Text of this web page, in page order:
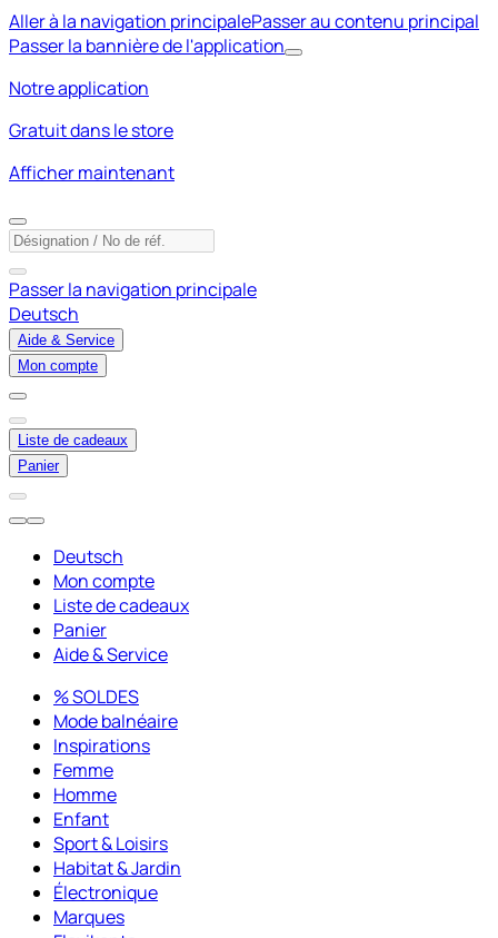
Aller à la navigation principalePasser au contenu principal
Passer la bannière de l'application
Notre application
Gratuit dans le store
Afficher maintenant
Passer la navigation principale
Deutsch
Aide & Service
Mon compte
Liste de cadeaux
Panier
Deutsch
Mon compte
Liste de cadeaux
Panier
Aide & Service
% SOLDES
Mode balnéaire
Inspirations
Femme
Homme
Enfant
Sport & Loisirs
Habitat & Jardin
Électronique
Marques